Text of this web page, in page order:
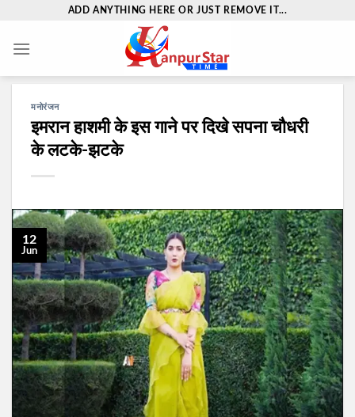
content
ADD ANYTHING HERE OR JUST REMOVE IT...
मनोरंजन
इमरान हाशमी के इस गाने पर दिखे सपना चौधरी
के लटके-झटके
12
Jun